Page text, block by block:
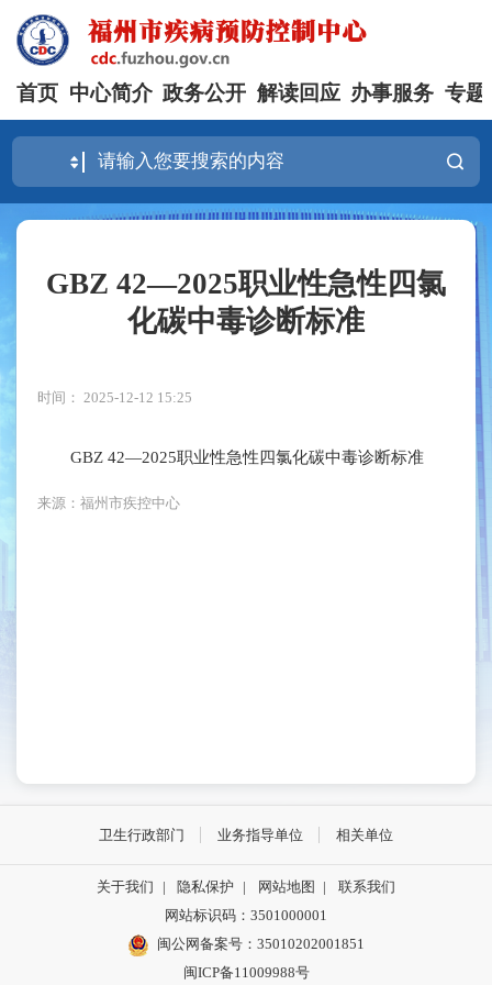
首页 中心简介 政务公开 解读回应 办事服务 专题
GBZ 42—2025职业性急性四氯
化碳中毒诊断标准
时间： 2025-12-12 15:25
GBZ 42—2025职业性急性四氯化碳中毒诊断标准
来源：福州市疾控中心
卫生行政部门 业务指导单位 相关单位
关于我们 | 隐私保护 | 网站地图 |
联系我们
网站标识码：3501000001
闽公网备案号：35010202001851
闽ICP备11009988号